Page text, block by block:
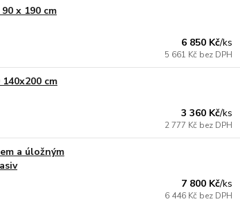
x 190 cm
6 850 Kč/ks
5 661 Kč bez DPH
cm
3 360 Kč/ks
2 777 Kč bez DPH
a úložným
7 800 Kč/ks
6 446 Kč bez DPH